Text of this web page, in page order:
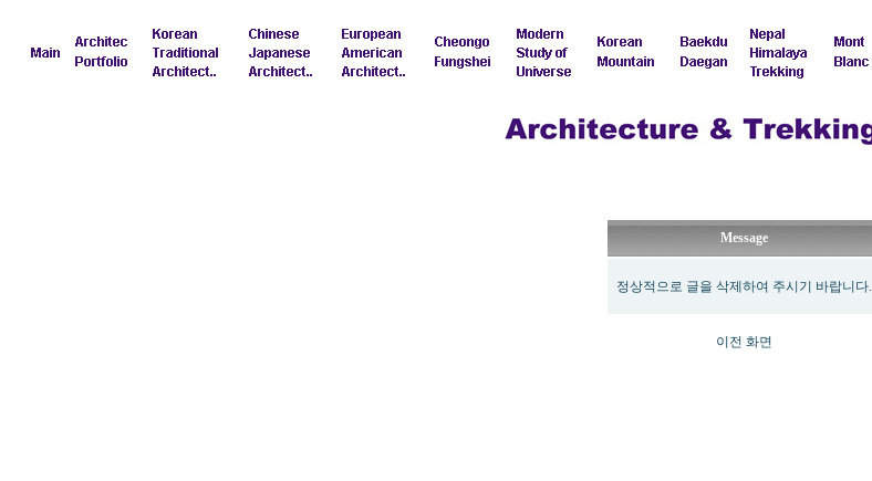
Message
정상적으로 글을 삭제하여 주시기 바랍니다.
이전 화면